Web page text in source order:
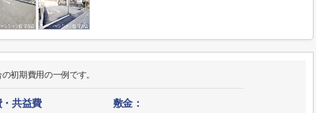
初期費用の一例です。
共益費 敷金：